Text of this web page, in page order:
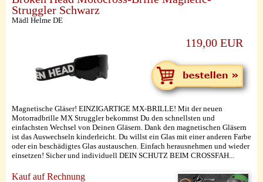
Struggler Schwarz
Mädl Helme DE
119,00 EUR
Magnetische Gläser! EINZIGARTIGE MX-BRILLE! Mit der neuen
Motorradbrille MX Struggler bekommst Du den schnellsten und
einfachsten Wechsel von Deinen Gläsern. Dank den magnetischen Gläsern
ist das Auswechseln kinderleicht. Du willst ein Glas mit einer anderen Farbe
oder ein beschädigtes Glas austauschen. Einfach herausnehmen und wieder
einsetzen! Sicher und individuell DEIN SCHUTZ BEIM CROSSFAH...
Kauf auf Rechnung